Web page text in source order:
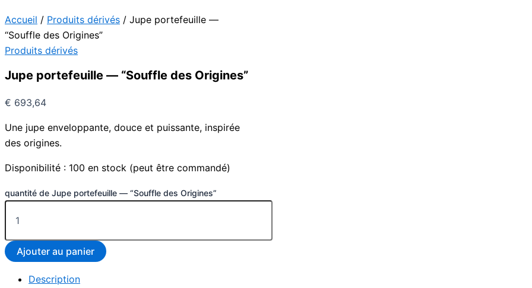
Accueil / Produits dérivés / Jupe portefeuille —
“Souffle des Origines”
Produits dérivés
Jupe portefeuille — “Souffle des Origines”
€ 693,64
Une jupe enveloppante, douce et puissante, inspirée
des origines.
Disponibilité : 100 en stock (peut être commandé)
quantité de Jupe portefeuille — “Souffle des Origines”
Ajouter au panier
Description